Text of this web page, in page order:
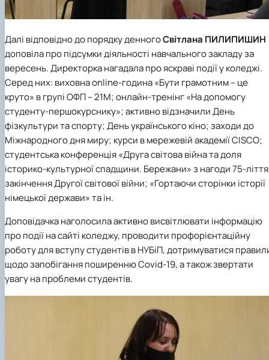
Далі відповідно до порядку денногоСвітлана ПИЛИПИШИН
доповіла про підсумки діяльності навчального закладу за
вересень. Директорка нагадала про яскраві події у коледжі.
Серед них: виховна online-година «Бути грамотним – це
круто» в групі ОФП – 21М; онлайн-тренінг «На допомогу
студенту-першокурснику»; активно відзначили День
фізкультури та спорту; День українського кіно; заходи до
Міжнародного дня миру; курси в мережевій академії CISCO;
студентська конференція «Друга світова війна та доля
історико-культурної спадщини. Бережани» з нагоди 75-ліття
закінчення Другої світової війни; «Гортаючи сторінки історії
німецької держави» та ін.
Доповідачка наголосила активно висвітлювати інформацію
про події на сайті коледжу, проводити профорієнтаційну
роботу для вступу студентів в НУБіП, дотримуватися
щодо запобігання поширенню Covid-19, а також звертати
увагу на проблеми студентів.